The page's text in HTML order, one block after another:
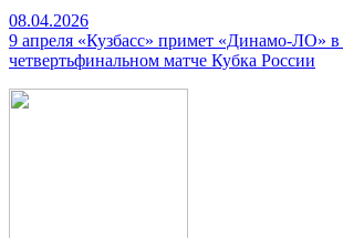
08.04.2026
9 апреля «Кузбасс» примет «Динамо-ЛО»
четвертьфинальном матче Кубка России